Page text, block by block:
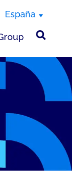
España